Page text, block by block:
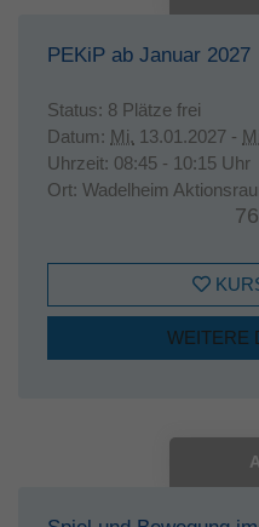
PEKiP ab Januar 2027
Status: 8 Plätze frei
Datum: Mi. 13.01.2027 -
Uhrzeit: 08:45 - 10:15 Uhr
Ort: Wadelheim
WEITERE